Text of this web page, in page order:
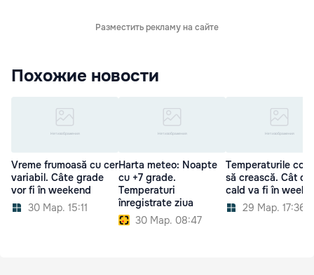
Разместить рекламу на сайте
Похожие новости
Vreme frumoasă cu cer
variabil. Câte grade
vor fi în weekend
30 Мар. 15:11
Harta meteo: Noapte
cu +7 grade.
Temperaturi
înregistrate ziua
30 Мар. 08:47
Temperaturile
să crească. Cât de
cald va fi în
29 Мар. 17:36